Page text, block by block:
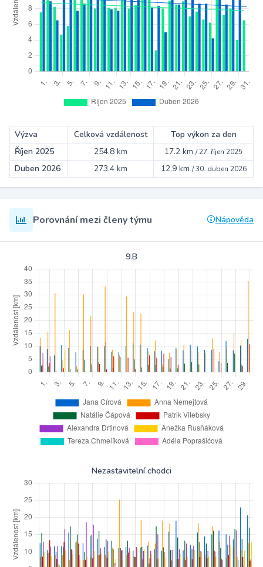
Výzva Celková vzdálenost
Top výkon za den
Říjen 2025
254.8 km 17.2 km /27. říjen 2025
Duben 2026 273.4 km 12.9 km /30. duben 2026
Porovnání mezi členy týmu Nápověda
9.B
Nezastavitelní chodci